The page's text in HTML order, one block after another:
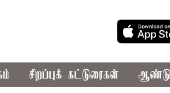
சிறப்புக் கட்டுரைகள் ஆண்டு